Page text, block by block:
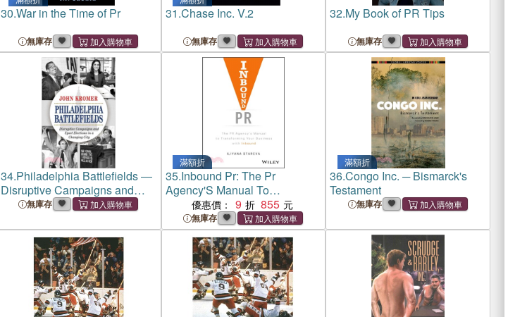
30.War in the Time of Pr
無庫存
31.Chase Inc. V.2
無庫存
32.My Book of PR Tips
無庫存
34.Philadelphia Battlefields ―
Disruptive Campaigns and
Upset Elections in a Changing
無庫存
滿額折
35.Inbound Pr: The Pr
Agency'S Manual To
Transformingyour Business
With Inbound
優惠價： 9 855
無庫存
滿額折
36.Congo Inc. ─ Bismarck's
Testament
無庫存